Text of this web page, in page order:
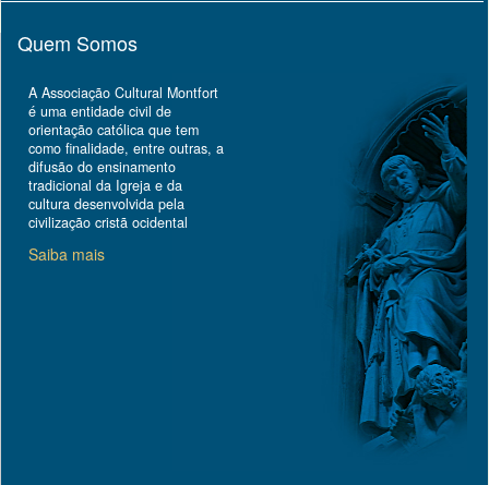
Quem Somos
A Associação Cultural Montfort
é uma entidade civil de
orientação católica que tem
como finalidade, entre outras, a
difusão do ensinamento
tradicional da Igreja e da
cultura desenvolvida pela
civilização cristã ocidental
Saiba mais